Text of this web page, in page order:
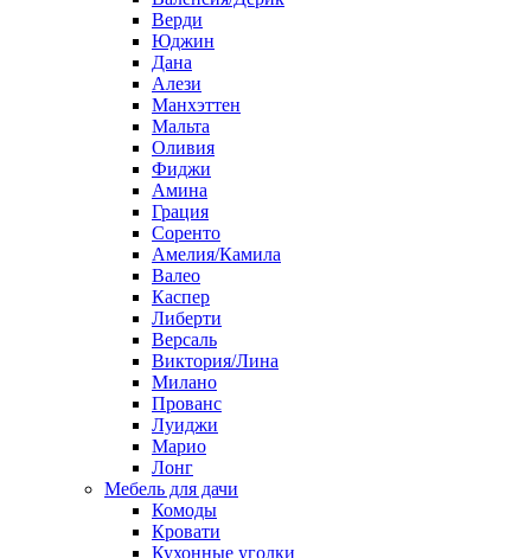
Верди
Юджин
Дана
Алези
Манхэттен
Мальта
Оливия
Фиджи
Амина
Грация
Соренто
Амелия/Камила
Валео
Каспер
Либерти
Версаль
Виктория/Лина
Милано
Прованс
Луиджи
Марио
Лонг
Мебель для дачи
Комоды
Кровати
Кухонные уголки